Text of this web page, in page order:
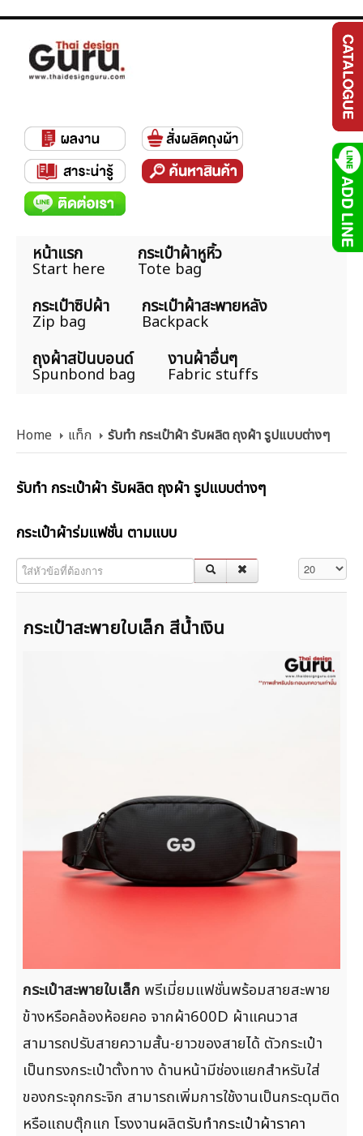
หน้าแรก
Start here
กระเป๋าผ้าหูหิ้ว
Tote bag
กระเป๋าซิปผ้า
Zip bag
กระเป๋าผ้าสะพายหลัง
Backpack
ถุงผ้าสปันบอนด์
Spunbond bag
งานผ้าอื่นๆ
Fabric stuffs
Home แท็ก รับทำ กระเป๋าผ้า รับผลิต ถุงผ้า รูปแบบต่างๆ
รับทำ กระเป๋าผ้า รับผลิต ถุงผ้า รูปแบบต่างๆ
กระเป๋าผ้าร่มแฟชั่น ตามแบบ
ใส่หัวข้อที่ต้องการ แสดง #
กระเป๋าสะพายใบเล็ก สีน้ำเงิน
กระเป๋าสะพายใบเล็ก พรีเมี่ยมแฟชั่นพร้อมสายสะพาย
ข้างหรือคล้องห้อยคอ จากผ้า600D ผ้าแคนวาส
สามารถปรับสายความสั้น-ยาวของสายได้ ตัวกระเป๋า
เป็นทรงกระเป๋าตั้งทาง ด้านหน้ามีช่องแยกสำหรับใส่
ของกระจุกกระจิก สามารถเพิ่มการใช้งานเป็นกระดุมติด
หรือแถบตุ๊กแก โรงงานผลิตรับทำกระเป๋าผ้าราคา